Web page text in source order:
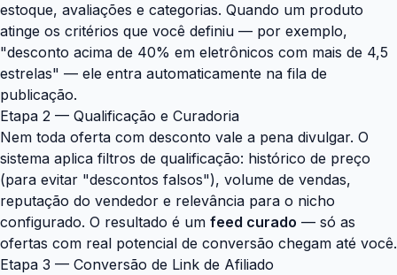
estoque, avaliações e categorias. Quando um produto
atinge os critérios que você definiu — por exemplo,
"desconto acima de 40% em eletrônicos com mais de 4,5
estrelas" — ele entra automaticamente na fila de
publicação.
Etapa 2 — Qualificação e Curadoria
Nem toda oferta com desconto vale a pena divulgar. O
sistema aplica filtros de qualificação: histórico de preço
(para evitar "descontos falsos"), volume de vendas,
reputação do vendedor e relevância para o nicho
configurado. O resultado é um feed curado — só as
ofertas com real potencial de conversão chegam até você.
Etapa 3 — Conversão de Link de Afiliado